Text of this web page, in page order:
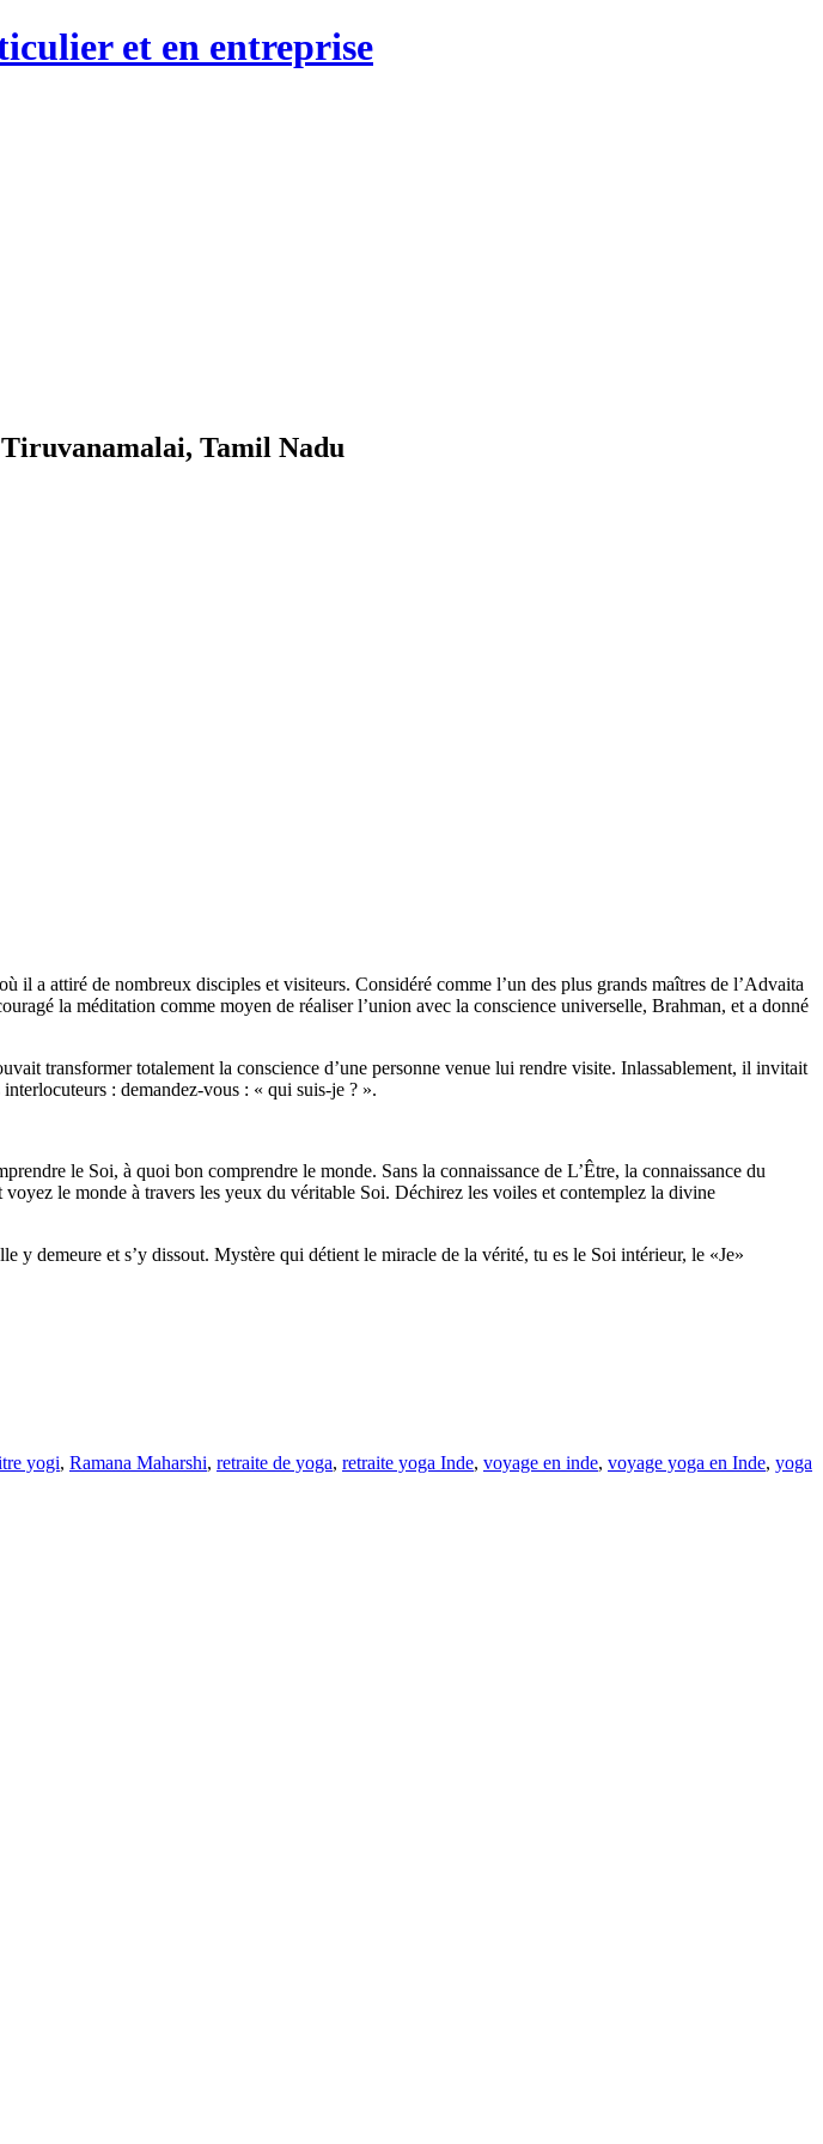
et en entreprise
Tamil Nadu
a attiré de nombreux disciples et visiteurs. Considéré comme l’un des plus grands maîtres de l’Advaita
la méditation comme moyen de réaliser l’union avec la conscience universelle, Brahman, et a donné
transformer totalement la conscience d’une personne venue lui rendre visite. Inlassablement, il invitait
: demandez-vous : « qui suis-je ? ».
le Soi, à quoi bon comprendre le monde. Sans la connaissance de L’Être, la connaissance du
le monde à travers les yeux du véritable Soi. Déchirez les voiles et contemplez la divine
y demeure et s’y dissout. Mystère qui détient le miracle de la vérité, tu es le Soi intérieur, le «Je»
yogi, Ramana Maharshi, retraite de yoga, retraite yoga Inde, voyage en inde, voyage yoga en Inde, yoga